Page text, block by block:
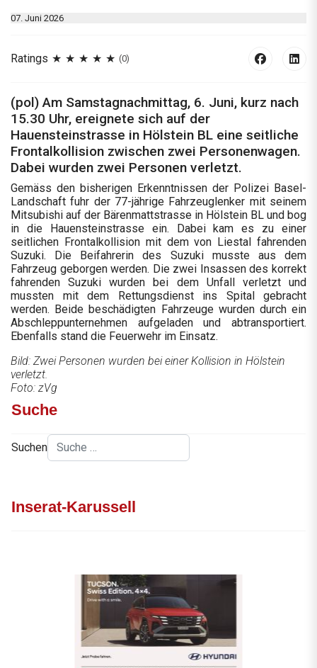
07. Juni 2026
Ratings (0)
(pol) Am Samstagnachmittag, 6. Juni, kurz nach
15.30 Uhr, ereignete sich auf der
Hauensteinstrasse in Hölstein BL eine seitliche
Frontalkollision zwischen zwei Personenwagen.
Dabei wurden zwei Personen verletzt.
Gemäss den bisherigen Erkenntnissen der Polizei Basel-
Landschaft fuhr der 77-jährige Fahrzeuglenker mit seinem
Mitsubishi auf der Bärenmattstrasse in Hölstein BL und bog
in die Hauensteinstrasse ein. Dabei kam es zu einer
seitlichen Frontalkollision mit dem von Liestal fahrenden
Suzuki. Die Beifahrerin des Suzuki musste aus dem
Fahrzeug geborgen werden. Die zwei Insassen des korrekt
fahrenden Suzuki wurden bei dem Unfall verletzt und
mussten mit dem Rettungsdienst ins Spital gebracht
werden. Beide beschädigten Fahrzeuge wurden durch ein
Abschleppunternehmen aufgeladen und abtransportiert.
Ebenfalls stand die Feuerwehr im Einsatz.
Bild: Zwei Personen wurden bei einer Kollision in Hölstein
verletzt.
Foto: zVg
Suche
Suchen
Inserat-Karussell